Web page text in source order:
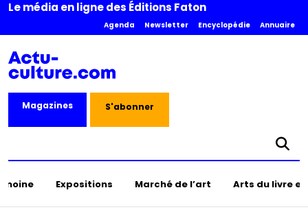
Le média en ligne des Éditions Faton
Agenda Newsletter Encyclopédie Annuaire
Magazines S'abonner
Expositions Marché de l’art Arts du livre